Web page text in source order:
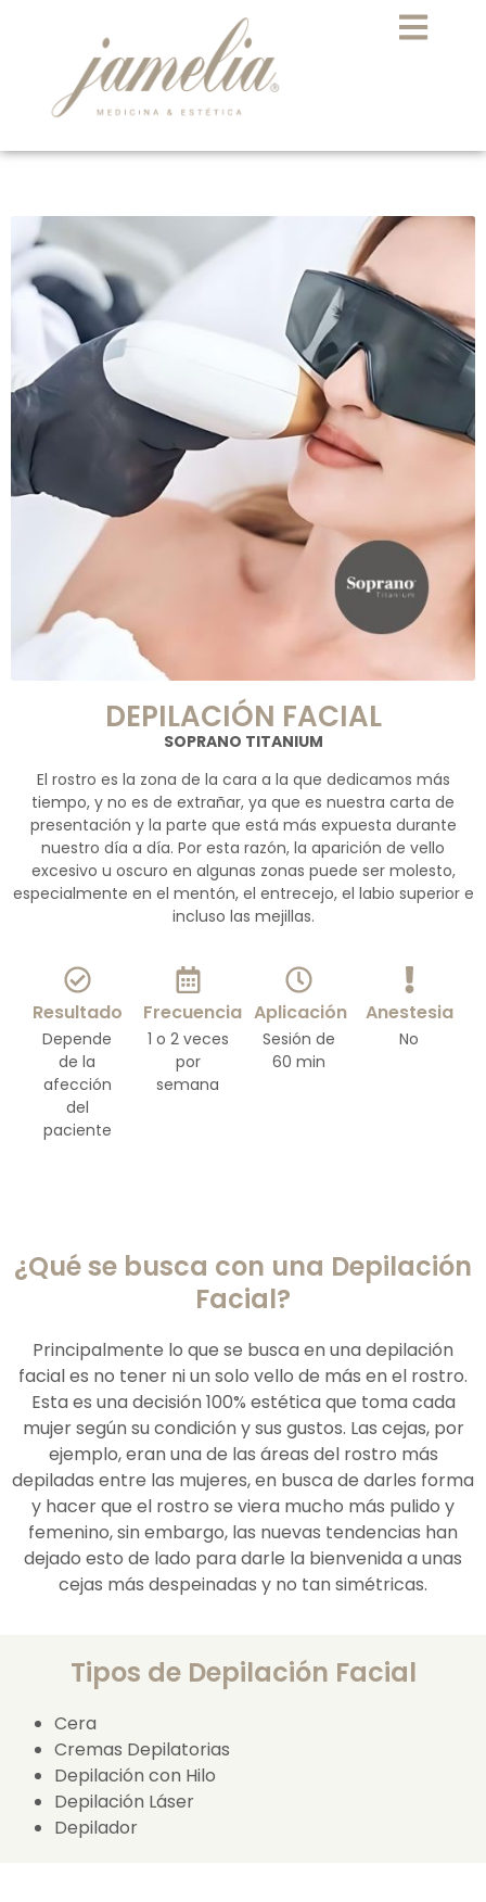
DEPILACIÓN FACIAL
SOPRANO TITANIUM
El rostro es la zona de la cara a la que dedicamos más
tiempo, y no es de extrañar, ya que es nuestra carta de
presentación y la parte que está más expuesta durante
nuestro día a día. Por esta razón, la aparición de vello
excesivo u oscuro en algunas zonas puede ser molesto,
especialmente en el mentón, el entrecejo, el labio superior e
incluso las mejillas.
Resultado
Depende
de la
afección
del
paciente
Frecuencia
1 o 2 veces
por
semana
Aplicación
Sesión de
60 min
Anestesia
No
¿Qué se busca con una Depilación
Facial?
Principalmente lo que se busca en una depilación
facial es no tener ni un solo vello de más en el rostro.
Esta es una decisión 100% estética que toma cada
mujer según su condición y sus gustos. Las cejas, por
ejemplo, eran una de las áreas del rostro más
depiladas entre las mujeres, en busca de darles forma
y hacer que el rostro se viera mucho más pulido y
femenino, sin embargo, las nuevas tendencias han
dejado esto de lado para darle la bienvenida a unas
cejas más despeinadas y no tan simétricas.
Tipos de Depilación Facial
Cera
Cremas Depilatorias
Depilación con Hilo
Depilación Láser
Depilador